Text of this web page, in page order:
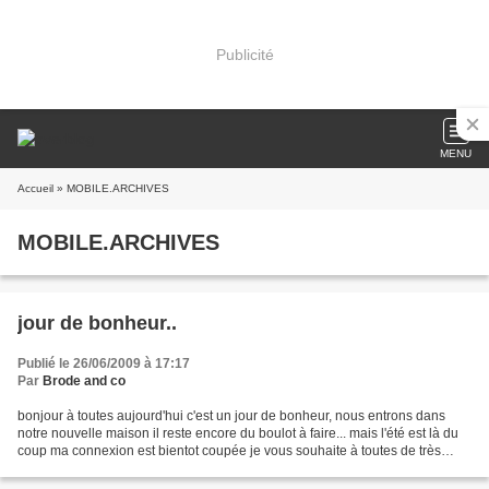
Publicité
MENU
Accueil » MOBILE.ARCHIVES
MOBILE.ARCHIVES
jour de bonheur..
Publié le 26/06/2009 à 17:17
Par Brode and co
bonjour à toutes aujourd'hui c'est un jour de bonheur, nous entrons dans
notre nouvelle maison il reste encore du boulot à faire... mais l'été est là du
coup ma connexion est bientot coupée je vous souhaite à toutes de très